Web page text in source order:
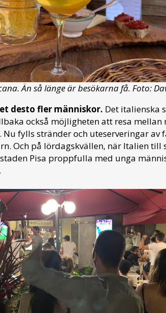
Än så länge är besökarna få. Foto:
desto fler människor. Det italienska
också möjligheten att resa
fylls stränder och uteserveringar av
Och på lördagskvällen, när Italien till
Pisa proppfulla med unga